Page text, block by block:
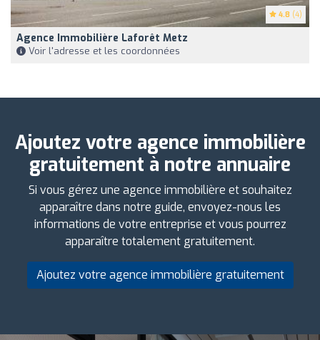
4.8 (4)
Agence Immobilière Laforêt Metz
Voir l'adresse et les coordonnées
Ajoutez votre agence immobilière
gratuitement à notre annuaire
Si vous gérez une agence immobilière et souhaitez
apparaître dans notre guide, envoyez-nous les
informations de votre entreprise et vous pourrez
apparaître totalement gratuitement.
Ajoutez votre agence immobilière gratuitement